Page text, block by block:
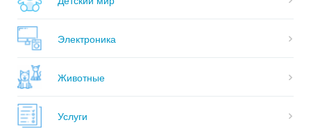
Электроника
Животные
Услуги